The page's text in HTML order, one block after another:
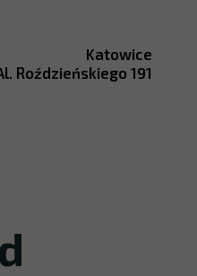
Katowice
Roździeńskiego 191